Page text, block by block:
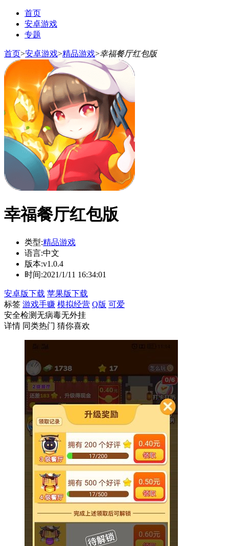
首页
安卓游戏
专题
首页>安卓游戏>精品游戏>幸福餐厅红包版
幸福餐厅红包版
类型:精品游戏
语言:中文
版本:v1.0.4
时间:2021/1/11 16:34:01
安卓版下载 苹果版下载
标签 游戏手赚 模拟经营 Q版 可爱
安全检测无病毒无外挂
详情 同类热门 猜你喜欢